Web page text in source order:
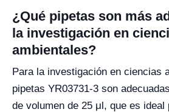
¿Qué pipetas son más
la investigación en
ambientales?
Para la investigación en ciencias
pipetas YR03731-3 son
de volumen de 25 μl, que es ideal